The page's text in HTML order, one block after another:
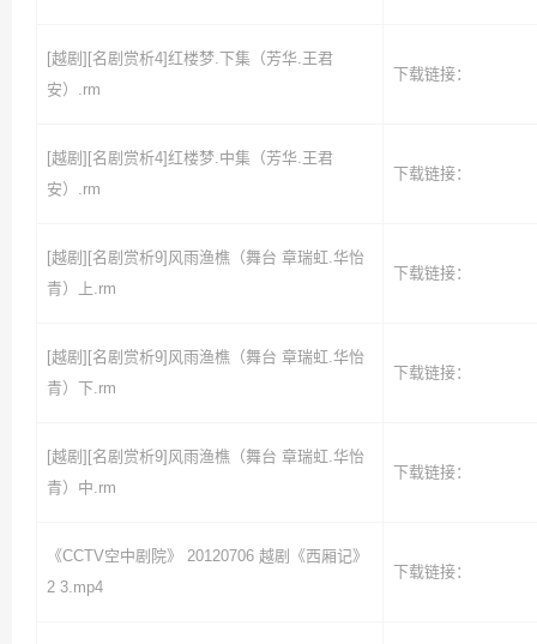
[越剧][名剧赏析4]红楼梦.下集（芳华.王君
安）.rm
下载链接：
[越剧][名剧赏析4]红楼梦.中集（芳华.王君
安）.rm
下载链接：
[越剧][名剧赏析9]风雨渔樵（舞台 章瑞虹.华怡
青）上.rm
下载链接：
[越剧][名剧赏析9]风雨渔樵（舞台 章瑞虹.华怡
青）下.rm
下载链接：
[越剧][名剧赏析9]风雨渔樵（舞台 章瑞虹.华怡
青）中.rm
下载链接：
《CCTV空中剧院》 20120706 越剧《西厢记》
2 3.mp4
下载链接：